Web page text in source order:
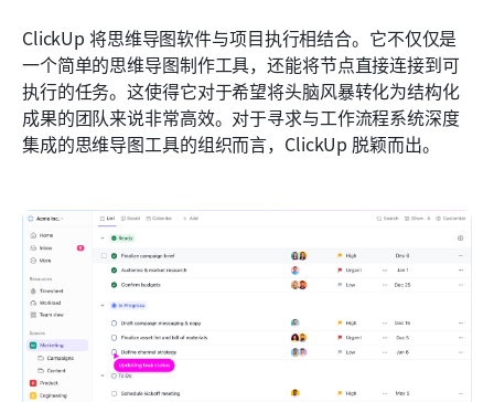
ClickUp 将思维导图软件与项目执行相结合。它不仅仅是
一个简单的思维导图制作工具，还能将节点直接连接到可
执行的任务。这使得它对于希望将头脑风暴转化为结构化
成果的团队来说非常高效。对于寻求与工作流程系统深度
集成的思维导图工具的组织而言，ClickUp 脱颖而出。